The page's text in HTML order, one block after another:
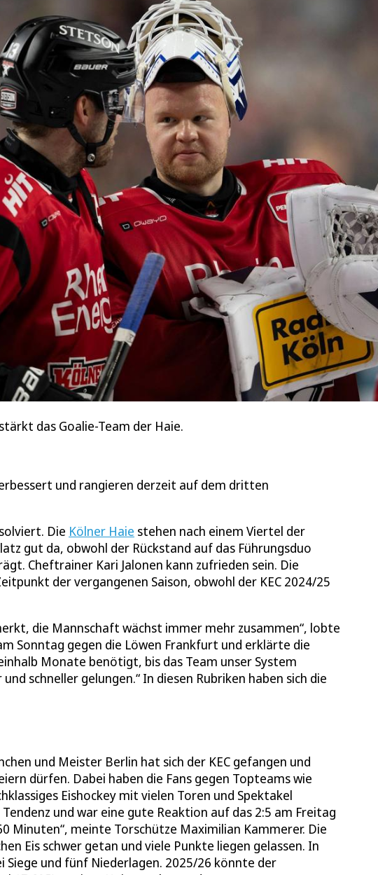
das Goalie-Team der Haie.
und rangieren derzeit auf dem dritten
Die Kölner Haie stehen nach einem Viertel der
gut da, obwohl der Rückstand auf das Führungsduo
Cheftrainer Kari Jalonen kann zufrieden sein. Die
der vergangenen Saison, obwohl der KEC 2024/25
die Mannschaft wächst immer mehr zusammen“, lobte
Sonntag gegen die Löwen Frankfurt und erklärte die
Monate benötigt, bis das Team unser System
schneller gelungen.“ In diesen Rubriken haben sich die
und Meister Berlin hat sich der KEC gefangen und
dürfen. Dabei haben die Fans gegen Topteams wie
Eishockey mit vielen Toren und Spektakel
und war eine gute Reaktion auf das 2:5 am Freitag
Minuten“, meinte Torschütze Maximilian Kammerer. Die
Eis schwer getan und viele Punkte liegen gelassen. In
Siege und fünf Niederlagen. 2025/26 könnte der